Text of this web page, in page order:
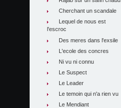
Cherchant un scandale
Lequel de nous est
l'escroc
Des meres dans l'exsile
L'ecole des concres
Ni vu ni connu
Le Suspect
Le Leader
Le temoin qui n'a rien vu
Le Mendiant